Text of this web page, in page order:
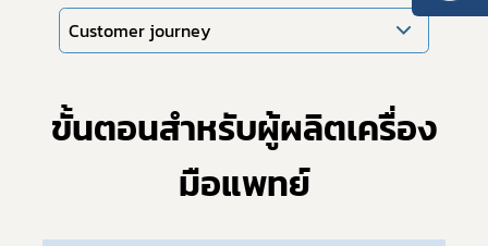
Customer journey
ขั้นตอนสำหรับผู้ผลิตเครื่อง
มือแพทย์